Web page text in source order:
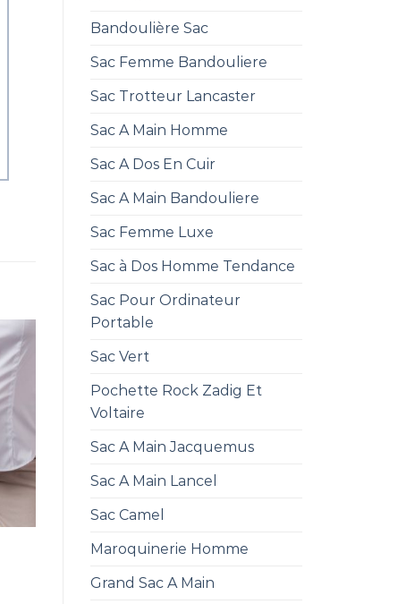
Bandoulière Sac
Sac Femme Bandouliere
Sac Trotteur Lancaster
Sac A Main Homme
Sac A Dos En Cuir
Sac A Main Bandouliere
Sac Femme Luxe
Sac à Dos Homme Tendance
Sac Pour Ordinateur
Portable
Sac Vert
Pochette Rock Zadig Et
Voltaire
Sac A Main Jacquemus
Sac A Main Lancel
Sac Camel
Maroquinerie Homme
Grand Sac A Main